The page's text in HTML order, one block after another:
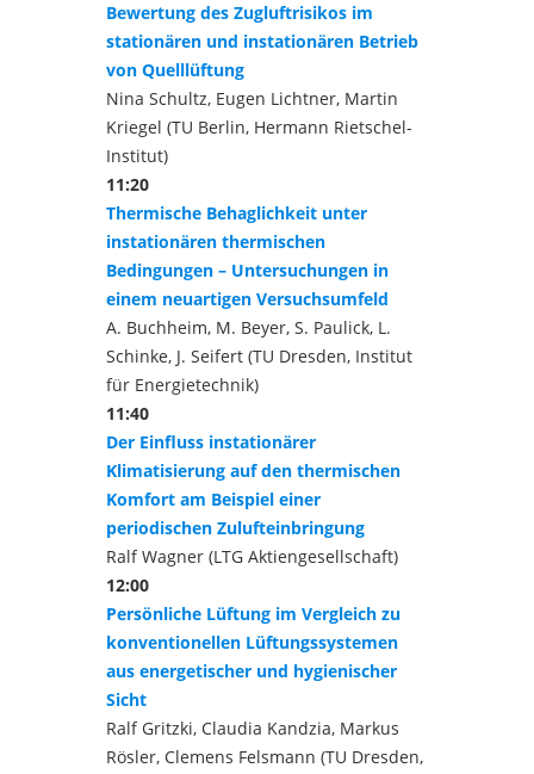
Bewertung des Zugluftrisikos im
stationären und instationären Betrieb
von Quelllüftung
Nina Schultz, Eugen Lichtner, Martin
Kriegel (TU Berlin, Hermann Rietschel-
Institut)
11:20
Thermische Behaglichkeit unter
instationären thermischen
Bedingungen – Untersuchungen in
einem neuartigen Versuchsumfeld
A. Buchheim, M. Beyer, S. Paulick, L.
Schinke, J. Seifert (TU Dresden, Institut
für Energietechnik)
11:40
Der Einfluss instationärer
Klimatisierung auf den thermischen
Komfort am Beispiel einer
periodischen Zulufteinbringung
Ralf Wagner (LTG Aktiengesellschaft)
12:00
Persönliche Lüftung im Vergleich zu
konventionellen Lüftungssystemen
aus energetischer und hygienischer
Sicht
Ralf Gritzki, Claudia Kandzia, Markus
Rösler, Clemens Felsmann (TU Dresden,